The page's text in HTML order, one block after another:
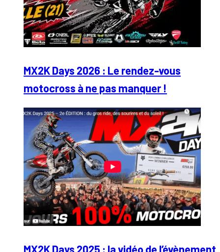
MX2K Days 2026 : Le rendez-vous
motocross à ne pas manquer !
MX2K Days 2025 : la vidéo de l’évènement